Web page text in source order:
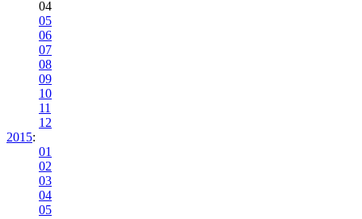
04
05
06
07
08
09
10
11
12
2015:
01
02
03
04
05